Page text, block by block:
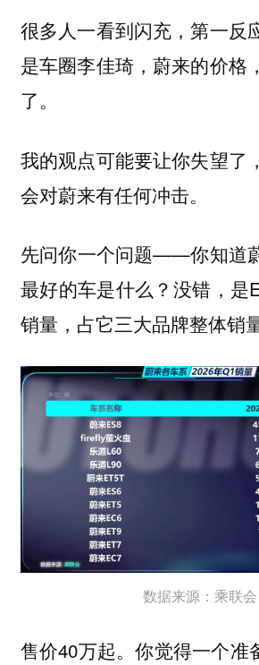
很多人一看到闪充，第一反
是车圈李佳琦，蔚来的价格
了。
我的观点可能要让你失望了
会对蔚来有任何冲击。
先问你一个问题——你知道
最好的车是什么？没错，是
销量，占它三大品牌整体销
数据来源：乘联会
售价40万起。你觉得一个准